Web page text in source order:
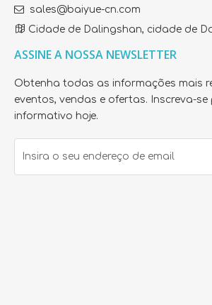
 sales@baiyue-cn.com
 Cidade de Dalingshan, cidade de
ASSINE A NOSSA NEWSLETTER
Obtenha todas as informações mais
eventos, vendas e ofertas. Inscreva-
informativo hoje.